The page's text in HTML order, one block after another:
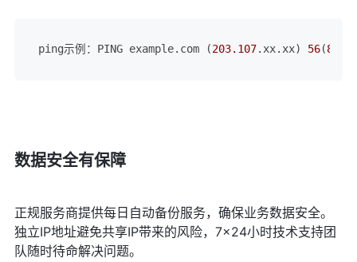
ping示例：PING example.com (203.107.xx.xx) 56(84
数据安全有保障
正规服务商提供每日自动备份服务，确保业务数据安全。
独立IP地址避免共享IP带来的风险，7×24小时技术支持团
队随时待命解决问题。